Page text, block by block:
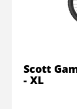
Scott
- XL